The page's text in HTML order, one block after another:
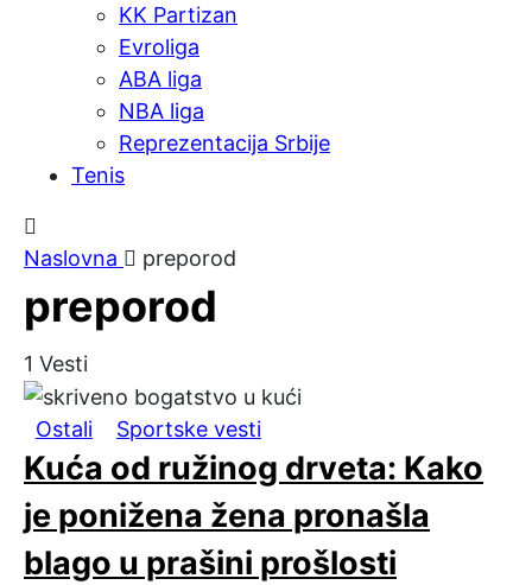
KK Partizan
Evroliga
ABA liga
NBA liga
Reprezentacija Srbije
Tenis
Naslovna preporod
preporod
1 Vesti
Ostali Sportske vesti
Kuća od ružinog drveta: Kako
je ponižena žena pronašla
blago u prašini prošlosti